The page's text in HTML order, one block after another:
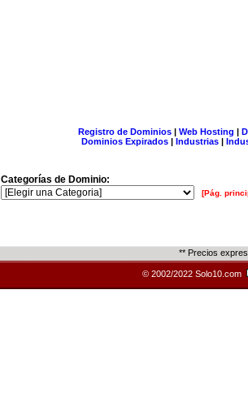
Registro de Dominios| Web Hosting |
Dominios Expirados | Industrias |
Categorías de Dominio:
[Pág.
** Precios
© 2002/2022 Solo10.com